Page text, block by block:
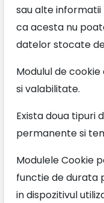
sau alte
ca acesta nu
datelor stocate
Modulul de
si valabilitate.
Exista doua tipuri
permanente si
Modulele Cookie
functie de durata
in dispozitivul